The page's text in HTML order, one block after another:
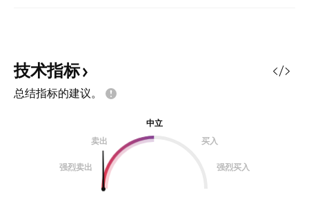
技术指标
总结指标的建议。
中立
卖出
买入
强烈卖出 强烈买入